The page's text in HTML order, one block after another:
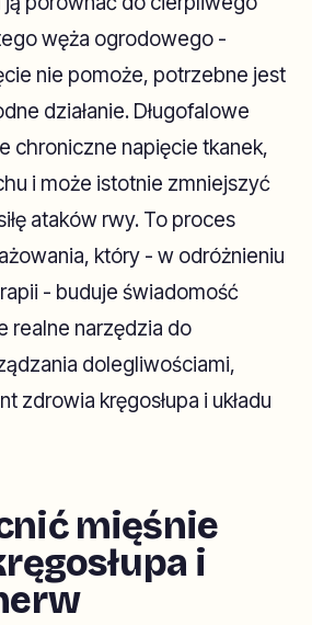
węża ogrodowego -
nie pomoże, potrzebne jest
działanie. Długofalowe
chroniczne napięcie tkanek,
i może istotnie zmniejszyć
ataków rwy. To proces
który - w odróżnieniu
- buduje świadomość
realne narzędzia do
dolegliwościami,
zdrowia kręgosłupa i układu
mięśnie
i